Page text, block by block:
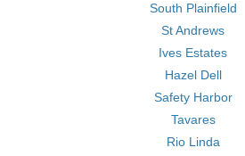
South Plainfield
St Andrews
Ives Estates
Hazel Dell
Safety Harbor
Tavares
Rio Linda